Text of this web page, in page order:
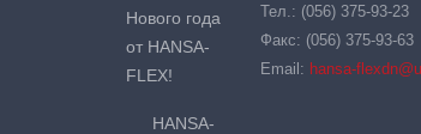
Нового года
от HANSA-
FLEX!
HANSA-
Тел.: (056) 375-93-23
Факс: (056) 375-93-63
Email: hansa-